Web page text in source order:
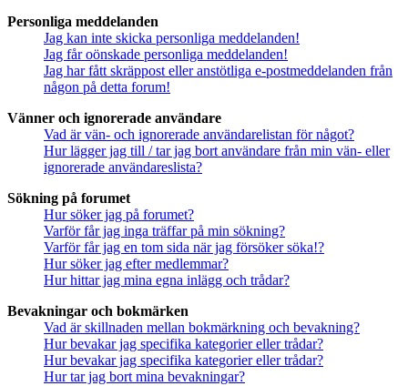
Personliga meddelanden
Jag kan inte skicka personliga meddelanden!
Jag får oönskade personliga meddelanden!
Jag har fått skräppost eller anstötliga e-postmeddelanden från
någon på detta forum!
Vänner och ignorerade användare
Vad är vän- och ignorerade användarelistan för något?
Hur lägger jag till / tar jag bort användare från min vän- eller
ignorerade användareslista?
Sökning på forumet
Hur söker jag på forumet?
Varför får jag inga träffar på min sökning?
Varför får jag en tom sida när jag försöker söka!?
Hur söker jag efter medlemmar?
Hur hittar jag mina egna inlägg och trådar?
Bevakningar och bokmärken
Vad är skillnaden mellan bokmärkning och bevakning?
Hur bevakar jag specifika kategorier eller trådar?
Hur bevakar jag specifika kategorier eller trådar?
Hur tar jag bort mina bevakningar?